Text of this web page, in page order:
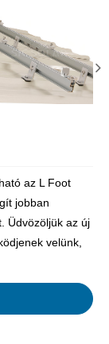
az L Foot
jobban
Üdvözöljük az új
velünk,